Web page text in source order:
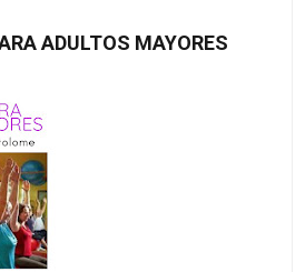
ADULTOS MAYORES